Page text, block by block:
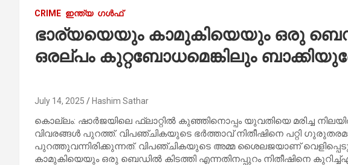
CRIME ഇന്ത്യ ഗൾഫ്
ഭാര്യയെയും കാമുകിയെയും ഒരു
ഒരല്പം കുറ്റബോധമെങ്കിലും
July 14, 2025 Hashim Sathar
കൊല്ലം: ഷാർജയിലെ ഫ്ലാറ്റിൽ കുഞ്ഞിനൊപ്പം യുവതിയെ മരിച്ച
വിവരങ്ങൾ പുറത്ത്. വിപഞ്ചികയുടെ ഭർത്താവ് നിതീഷിനെ പറ്റി
പുറത്തുവന്നിരിക്കുന്നത്. വിപഞ്ചികയുടെ അമ്മ ശൈലജയാണ്
കാമുകിയെയും ഒരു ബെഡിൽ കിടത്തി എന്നതിനപ്പുറം നിതീഷിനെ